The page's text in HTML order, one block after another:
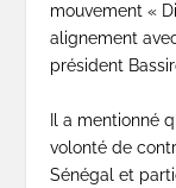
mouvement «
alignement
président
Il a mentionné
volonté de
Sénégal et